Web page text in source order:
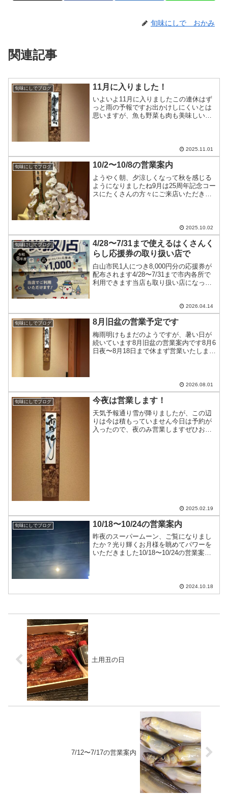
旬味にしで おかみ
関連記事
旬味にしでブログ 11月に入りました！
いよいよ11月に入りましたこの連休はず
っと雨の予報ですお出かけしにくいとは
思いますが、魚も野菜も肉も美味しいも
2025.11.01
旬味にしでブログ 10/2〜10/8の営業案内
ようやく朝、夕涼しくなって秋を感じる
ようになりましたね9月は25周年記念コー
スにたくさんの方々にご来店いただき、
2025.10.02
旬味にしでブログ
4/28〜7/31まで使えるはくさんく
らし応援券の取り扱い店で
白山市民1人につき8,000円分の応援券が
配布されます4/28〜7/31まで市内各所で
利用できます当店も取り扱い店になって
2026.04.14
旬味にしでブログ 8月旧盆の営業予定です
梅雨明けもまだのようですが、暑い日が
続いています8月旧盆の営業案内です8月6
日夜〜8月18日まで休まず営業いたします
2026.08.01
旬味にしでブログ 今夜は営業します！
天気予報通り雪が降りましたが、この辺
りは今は積もっていません今日は予約が
入ったので、夜のみ営業しますぜひお出
2025.02.19
旬味にしでブログ 10/18〜10/24の営業案内
昨夜のスーパームーン、ご覧になりまし
たか？光り輝くお月様を眺めてパワーを
いただきました10/18〜10/24の営業案内
2024.10.18
土用丑の日
7/12〜7/17の営業案内